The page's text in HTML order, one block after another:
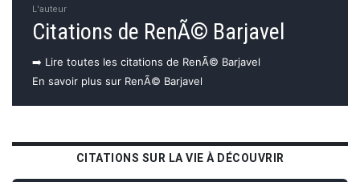
L'auteur
Citations de RenÃ© Barjavel
➡️ Lire toutes les citations de RenÃ© Barjavel
En savoir plus sur RenÃ© Barjavel
CITATIONS SUR LA VIE À DÉCOUVRIR